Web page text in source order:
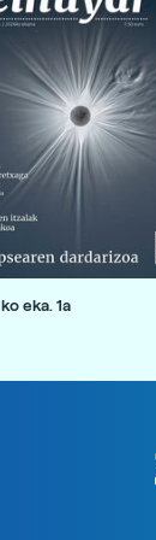
eka. 1a